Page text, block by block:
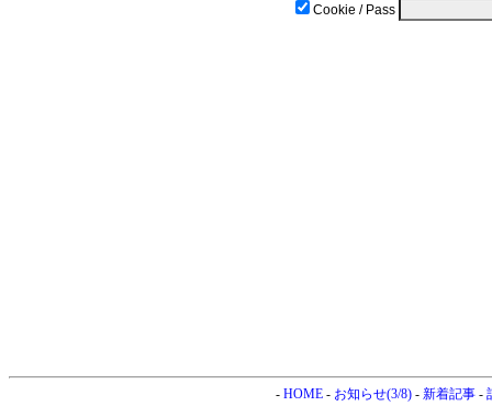
Cookie / Pass
- HOME- お知らせ(3/8)- 新着記事-